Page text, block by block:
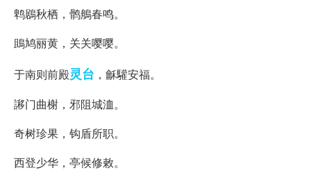
鹎鶋秋栖，鹘鵃春鸣。
鴡鸠丽黄，关关嘤嘤。
于南则前殿灵台 ，龢驩安福。
謻门曲榭，邪阻城洫。
奇树珍果，钩盾所职。
西登少华，亭候修敕。